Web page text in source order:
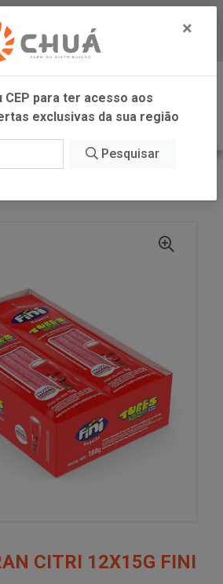
Baixe já nosso APP
0
CITRI 12X15G FINI
×
CEP para ter acesso aos
exclusivas da sua região
Pesquisar